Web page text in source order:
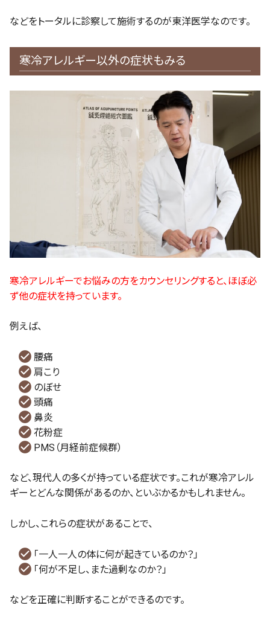
などをトータルに診察して施術するのが東洋医学なのです。
寒冷アレルギー以外の症状もみる
寒冷アレルギーでお悩みの方をカウンセリングすると、ほぼ必
ず他の症状を持っています。
例えば、
腰痛
肩こり
のぼせ
頭痛
鼻炎
花粉症
PMS（月経前症候群）
など、現代人の多くが持っている症状です。これが寒冷アレル
ギーとどんな関係があるのか、といぶかるかもしれません。
しかし、これらの症状があることで、
「一人一人の体に何が起きているのか？」
「何が不足し、また過剰なのか？」
などを正確に判断することができるのです。